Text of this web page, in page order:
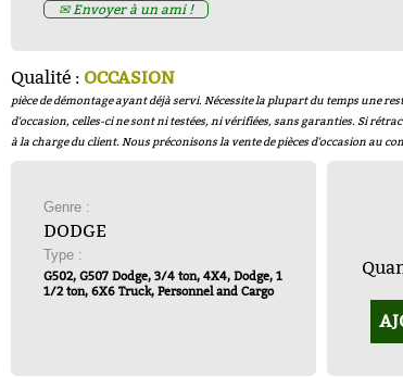
✉ Envoyer à un ami !
Qualité : OCCASION
pièce de démontage ayant déjà servi. Nécessite la plupart du temps une
d'occasion, celles-ci ne sont ni testées, ni vérifiées, sans garanties. Si
à la charge du client. Nous préconisons la vente de pièces d'occasion au
Genre :
DODGE
Type :
G502, G507 Dodge, 3/4 ton, 4X4, Dodge, 1
1/2 ton, 6X6 Truck, Personnel and Cargo